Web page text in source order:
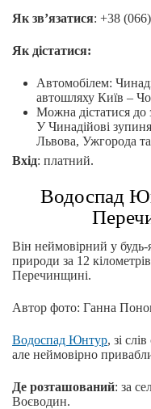
Як зв’язатися: +38
Як дістатися:
Автомобілем:
автошляху Київ –
Можна дістатися до
У Чинадійові
Львова, Ужгорода
Вхід: платний.
Водоспад
Він неймовірний у
природи за 12
Перечинщині.
Автор фото: Ганна
Водоспад Юнтур, зі
але неймовірно
Де розташований: за
Воєводин.